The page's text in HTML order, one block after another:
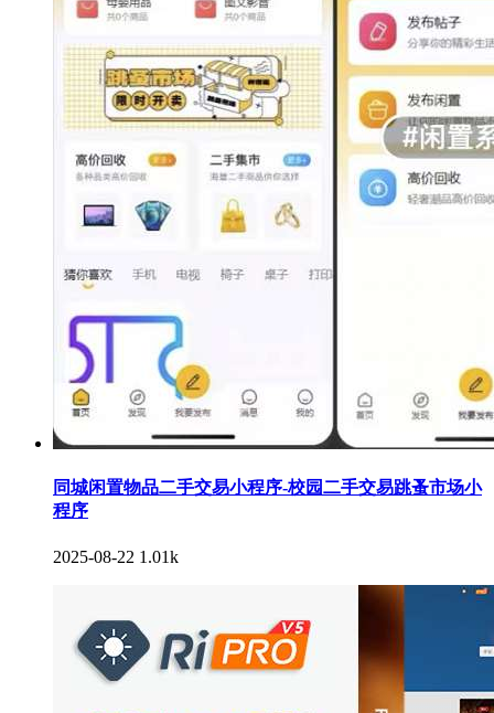
同城闲置物品二手交易小程序-校园二手交易跳蚤市场小
程序
2025-08-22 1.01k